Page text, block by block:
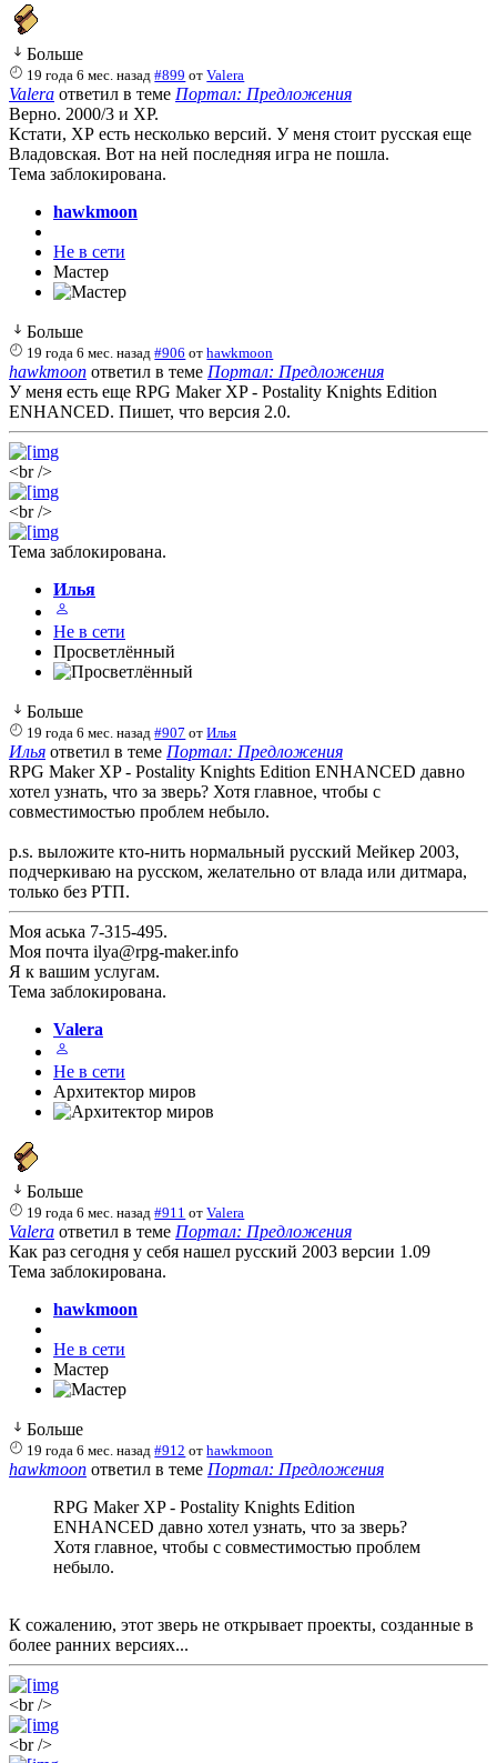
Больше
19 года 6 мес. назад #899 отValera
Valera ответил в теме Портал: Предложения
Верно. 2000/3 и ХР.
Кстати, ХР есть несколько версий. У меня стоит русская еще
Владовская. Вот на ней последняя игра не пошла.
Тема заблокирована.
hawkmoon
Не в сети
Мастер
Больше
19 года 6 мес. назад #906 отhawkmoon
hawkmoon ответил в теме Портал: Предложения
У меня есть еще RPG Maker XP - Postality Knights Edition
ENHANCED. Пишет, что версия 2.0.
<br />
<br />
Тема заблокирована.
Илья
Не в сети
Просветлённый
Больше
19 года 6 мес. назад #907 отИлья
Илья ответил в теме Портал: Предложения
RPG Maker XP - Postality Knights Edition ENHANCED давно
хотел узнать, что за зверь? Хотя главное, чтобы с
совместимостью проблем небыло.
p.s. выложите кто-нить нормальный русский Мейкер 2003,
подчеркиваю на русском, желательно от влада или дитмара,
только без РТП.
Моя аська 7-315-495.
Моя почта ilya@rpg-maker.info
Я к вашим услугам.
Тема заблокирована.
Valera
Не в сети
Архитектор миров
Больше
19 года 6 мес. назад #911 отValera
Valera ответил в теме Портал: Предложения
Как раз сегодня у себя нашел русский 2003 версии 1.09
Тема заблокирована.
hawkmoon
Не в сети
Мастер
Больше
19 года 6 мес. назад #912 отhawkmoon
hawkmoon ответил в теме Портал: Предложения
RPG Maker XP - Postality Knights Edition
ENHANCED давно хотел узнать, что за зверь?
Хотя главное, чтобы с совместимостью проблем
небыло.
К сожалению, этот зверь не открывает проекты, созданные в
более ранних версиях...
<br />
<br />